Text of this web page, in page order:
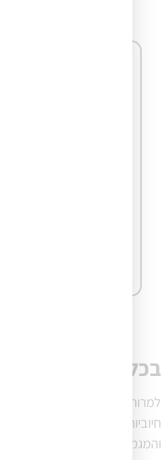
בכל זאת הגענו –
למרות התקופה המאתגרת,
חיוביות ואופטימיות לגבי מצבם
והמגמה המשתפרת מאז השקנו את